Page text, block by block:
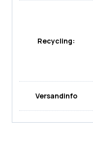
Recycling:
Versandinfo